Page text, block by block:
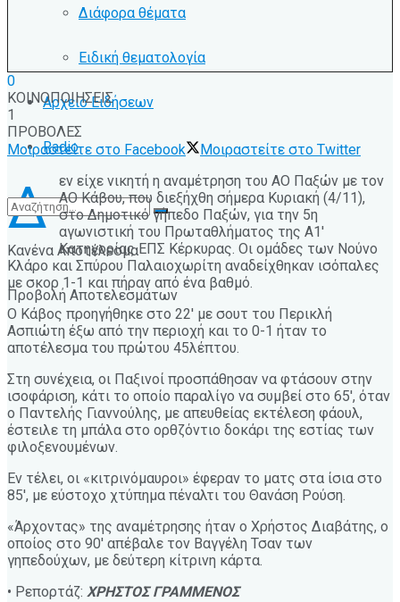
Διάφορα θέματα
Ειδική θεματολογία
Αρχείο Ειδήσεων
Radio
Κανένα Αποτέλεσμα
Προβολή Αποτελεσμάτων
0
ΚΟΙΝΟΠΟΙΗΣΕΙΣ
1
ΠΡΟΒΟΛΕΣ
Μοιραστείτε στο Facebook
Μοιραστείτε στο Twitter
Δ
εν είχε νικητή η αναμέτρηση του ΑΟ Παξών με τον
ΑΟ Κάβου, που διεξήχθη σήμερα Κυριακή (4/11),
στο Δημοτικό γήπεδο Παξών, για την 5η
αγωνιστική του Πρωταθλήματος της Α1′
Κατηγορίας ΕΠΣ Κέρκυρας. Οι ομάδες των Νούνο
Κλάρο και Σπύρου Παλαιοχωρίτη αναδείχθηκαν ισόπαλες
με σκορ 1-1 και πήραν από ένα βαθμό.
Ο Κάβος προηγήθηκε στο 22′ με σουτ του Περικλή
Ασπιώτη έξω από την περιοχή και το 0-1 ήταν το
αποτέλεσμα του πρώτου 45λέπτου.
Στη συνέχεια, οι Παξινοί προσπάθησαν να φτάσουν στην
ισοφάριση, κάτι το οποίο παραλίγο να συμβεί στο 65′, όταν
ο Παντελής Γιαννούλης, με απευθείας εκτέλεση φάουλ,
έστειλε τη μπάλα στο ορθζόντιο δοκάρι της εστίας των
φιλοξενουμένων.
Εν τέλει, οι «κιτρινόμαυροι» έφεραν το ματς στα ίσια στο
85′, με εύστοχο χτύπημα πέναλτι του Θανάση Ρούση.
«Άρχοντας» της αναμέτρησης ήταν ο Χρήστος Διαβάτης, ο
οποίος στο 90′ απέβαλε τον Βαγγέλη Τσαν των
γηπεδούχων, με δεύτερη κίτρινη κάρτα.
• Ρεπορτάζ: ΧΡΗΣΤΟΣ ΓΡΑΜΜΕΝΟΣ